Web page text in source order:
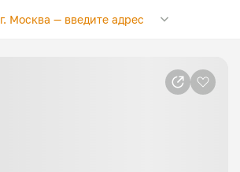
г. Москва —введите адрес